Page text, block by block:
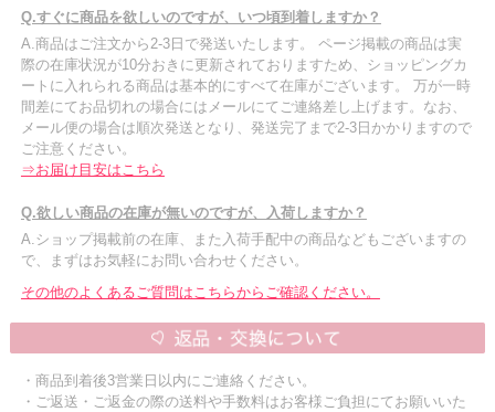
Q.すぐに商品を欲しいのですが、いつ頃到着しますか？
A.商品はご注文から2-3日で発送いたします。 ページ掲載の商品は実
際の在庫状況が10分おきに更新されておりますため、ショッピングカ
ートに入れられる商品は基本的にすべて在庫がございます。 万が一時
間差にてお品切れの場合にはメールにてご連絡差し上げます。なお、
メール便の場合は順次発送となり、発送完了まで2-3日かかりますので
ご注意ください。
⇒お届け目安はこちら
Q.欲しい商品の在庫が無いのですが、入荷しますか？
A.ショップ掲載前の在庫、また入荷手配中の商品などもございますの
で、まずはお気軽にお問い合わせください。
その他のよくあるご質問はこちらからご確認ください。
・商品到着後3営業日以内にご連絡ください。
・ご返送・ご返金の際の送料や手数料はお客様ご負担にてお願いいた